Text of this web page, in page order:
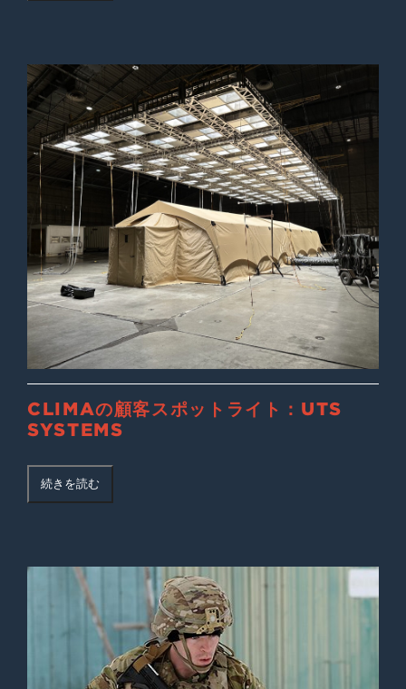
CLIMAの顧客スポットライト：UTS
SYSTEMS
続きを読む